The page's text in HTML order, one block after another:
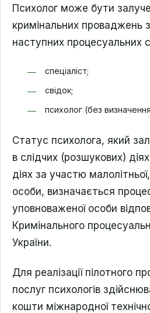
Психолог може бути
кримінальних проваджень
наступних процесуальних
спеціаліст;
свідок;
психолог (без
Статус психолога, який
в слідчих (розшукових)
діях за участю
особи, визначається
уповноваженої особи
Кримінального
України.
Для реалізації пілотного
послуг психологів
кошти міжнародної